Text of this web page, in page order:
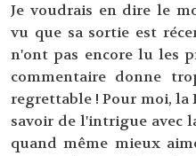
Je voudrais en dire le
vu que sa sortie est
n'ont pas encore lu les
commentaire donne
regrettable ! Pour moi, la
savoir de l'intrigue avec
quand même mieux